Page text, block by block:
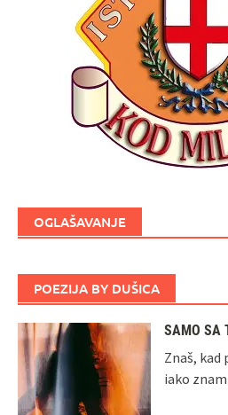
OGLAŠAVANJE
POEZIJA BY DUŠICA
SAMO SA
Znaš, kad
iako znam